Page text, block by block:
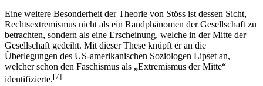
Eine weitere Besonderheit der Theorie von Stöss ist dessen Sicht,
Rechtsextremismus nicht als ein Randphänomen der Gesellschaft zu
betrachten, sondern als eine Erscheinung, welche in der Mitte der
Gesellschaft gedeiht. Mit dieser These knüpft er an die
Überlegungen des US-amerikanischen Soziologen Lipset an,
welcher schon den Faschismus als „Extremismus der Mitte“
identifizierte.[7]